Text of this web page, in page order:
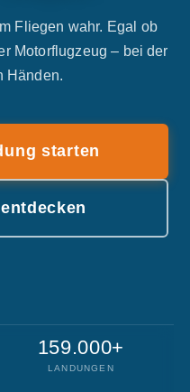
Fliegen wahr. Egal ob
Motorflugzeug – bei der
Händen.
starten
159.000+
LANDUNGEN